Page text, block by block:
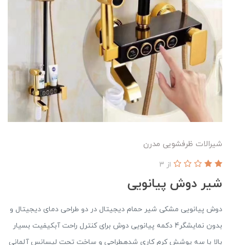
شیرالات ظرفشویی مدرن
شیر دوش پیانویی
از 3
دوش پیانویی مشکی شیر حمام دیجیتال در دو طراحی دمای دیجیتال و
بدون نمایشگر4 دکمه پیانویی دوش برای کنترل راحت آبکیفیت بسیار
بالا با سه پوشش کرم کاری شدهطراحی و ساخت تحت لیسانس آلمانی